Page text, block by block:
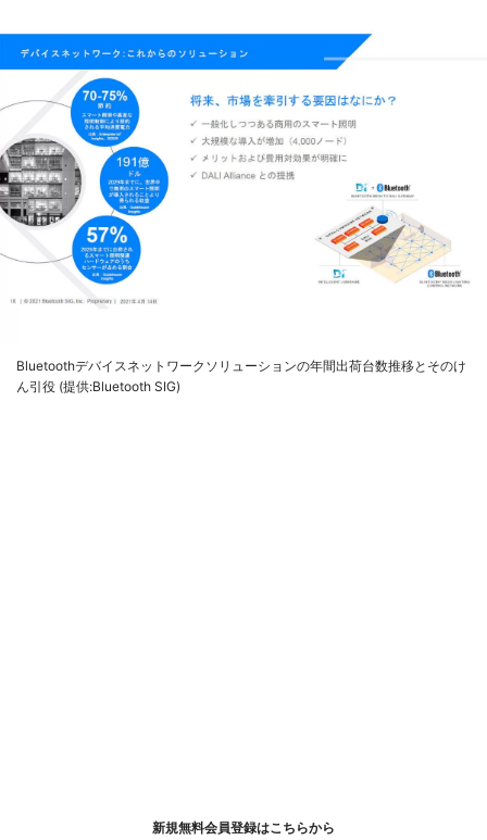
Bluetoothデバイスネットワークソリューションの年間出荷台数推移とそのけ
ん引役 (提供:Bluetooth SIG)
新規無料会員登録はこちらから